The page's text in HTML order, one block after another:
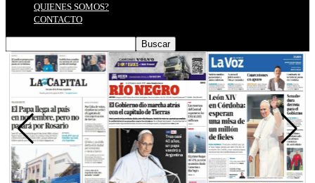
QUIENES SOMOS?
CONTACTO